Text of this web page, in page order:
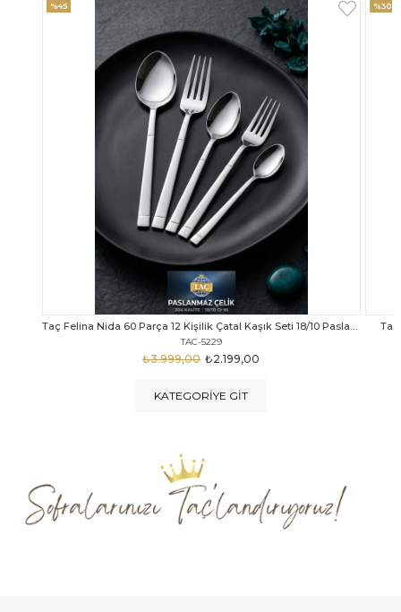
Taç Calista Tivoli 72 Parça 12 Kişilik Çatal Kaşık Bıçak Seti
TAC-5040
₺2.999,00
₺4.289,00
%30
Taç
%33
KATEGORIYE GIT